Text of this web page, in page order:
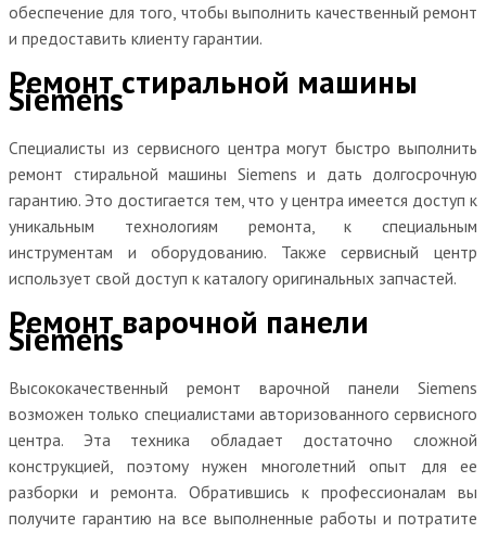
обеспечение для того, чтобы выполнить качественный ремонт
и предоставить клиенту гарантии.
Ремонт стиральной машины
Siemens
Специалисты из сервисного центра могут быстро выполнить
ремонт стиральной машины Siemens и дать долгосрочную
гарантию. Это достигается тем, что у центра имеется доступ к
уникальным технологиям ремонта, к специальным
инструментам и оборудованию. Также сервисный центр
использует свой доступ к каталогу оригинальных запчастей.
Ремонт варочной панели
Siemens
Высококачественный ремонт варочной панели Siemens
возможен только специалистами авторизованного сервисного
центра. Эта техника обладает достаточно сложной
конструкцией, поэтому нужен многолетний опыт для ее
разборки и ремонта. Обратившись к профессионалам вы
получите гарантию на все выполненные работы и потратите